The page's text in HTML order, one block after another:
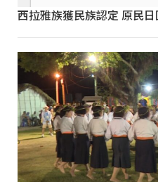
西拉雅族獲民族認定 原民